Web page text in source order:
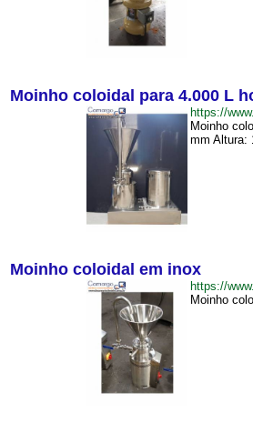
Moinho coloidal para 4.000 L
https://
Moinho
mm Altura:
Moinho coloidal em inox
https://
Moinho